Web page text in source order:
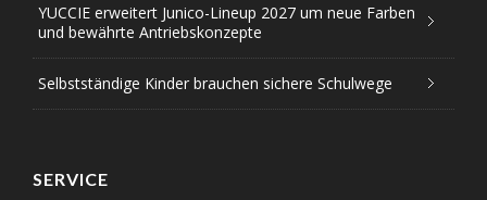
YUCCIE erweitert Junico-Lineup 2027 um neue Farben
und bewährte Antriebskonzepte
Selbstständige Kinder brauchen sichere Schulwege
SERVICE